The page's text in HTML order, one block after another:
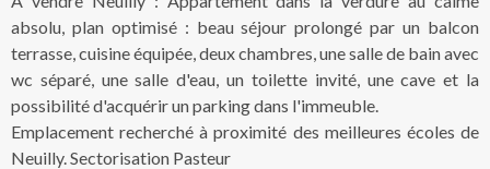
absolu, plan optimisé : beau séjour prolongé par un balcon
terrasse, cuisine équipée, deux chambres, une salle de bain avec
wc séparé, une salle d'eau, un toilette invité, une cave et la
possibilité d'acquérir un parking dans l'immeuble.
Emplacement recherché à proximité des meilleures écoles de
Neuilly. Sectorisation Pasteur